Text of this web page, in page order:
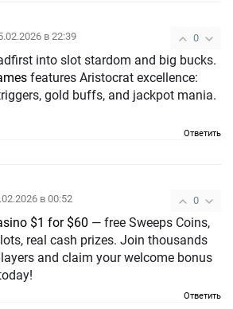
0
в 22:39
into slot stardom and big bucks.
features Aristocrat excellence:
gold buffs, and jackpot mania.
Ответить
0
в 00:52
$1 for $60 — free Sweeps Coins,
real cash prizes. Join thousands
and claim your welcome bonus
Ответить